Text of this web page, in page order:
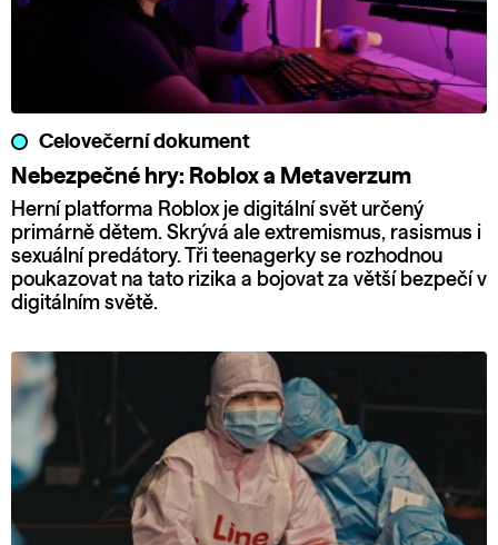
Celovečerní dokument
Nebezpečné hry: Roblox a Metaverzum
Herní platforma Roblox je digitální svět určený
primárně dětem. Skrývá ale extremismus, rasismus i
sexuální predátory. Tři teenagerky se rozhodnou
poukazovat na tato rizika a bojovat za větší bezpečí v
digitálním světě.